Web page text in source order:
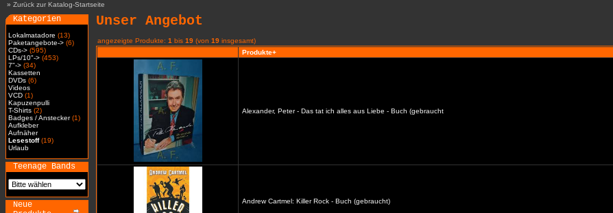
» Zurück zur Katalog-Startseite
Kategorien
Lokalmatadore (13)
Paketangebote-> (6)
CDs-> (595)
LPs/10"-> (453)
7"-> (34)
Kassetten
DVDs (6)
Videos
VCD (1)
Kapuzenpulli
T-Shirts (2)
Badges / Anstecker(1)
Aufkleber
Aufnäher
Lesestoff(19)
Urlaub
Teenage Bands
Neue
Unser Angebot
angezeigte Produkte: 1 bis 19 (von 19 insgesamt)
Produkte+
Alexander, Peter - Das tat ich alles aus Liebe - Buch (gebraucht
Andrew Cartmel: Killer Rock - Buch (gebraucht)